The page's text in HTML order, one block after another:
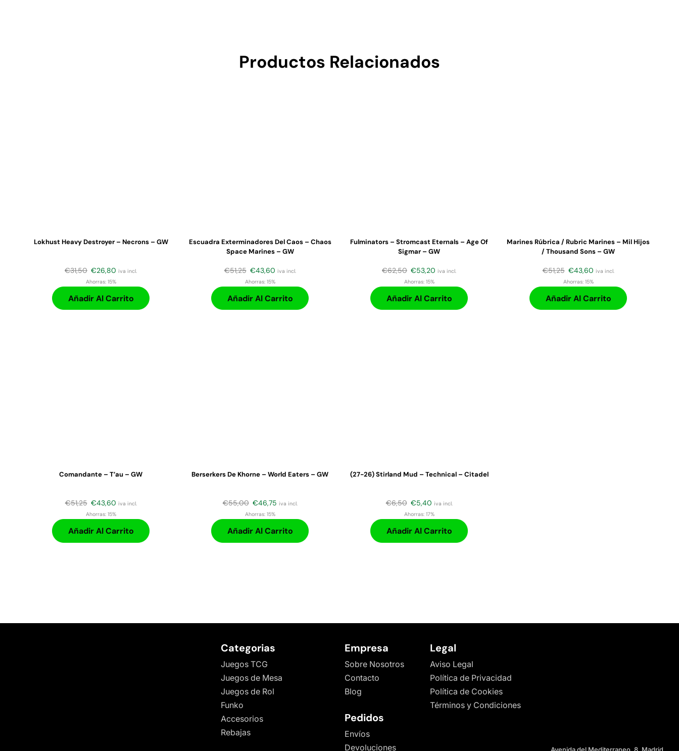
Productos Relacionados
Lokhust Heavy Destroyer – Necrons – GW
€31,50 €26,80 iva incl.
Ahorras:15%
Añadir Al Carrito
Escuadra Exterminadores Del Caos – Chaos
Space Marines – GW
€51,25 €43,60 iva incl.
Ahorras:15%
Añadir Al Carrito
Fulminators – Stromcast Eternals – Age Of
Sigmar – GW
€62,50 €53,20 iva incl.
Ahorras:15%
Añadir Al Carrito
Marines Rúbrica / Rubric Marines – Mil Hijos
/ Thousand Sons – GW
€51,25 €43,60 iva incl.
Ahorras:15%
Añadir Al Carrito
Comandante – T’au – GW
€51,25 €43,60 iva incl.
Ahorras:15%
Añadir Al Carrito
Berserkers De Khorne – World Eaters – GW
€55,00 €46,75 iva incl.
Ahorras:15%
Añadir Al Carrito
(27-26) Stirland Mud – Technical – Citadel
€6,50 €5,40 iva incl.
Ahorras:17%
Añadir Al Carrito
Categorias
Juegos TCG
Juegos de Mesa
Juegos de Rol
Funko
Accesorios
Rebajas
Empresa
Sobre Nosotros
Contacto
Blog
Pedidos
Envíos
Devoluciones
Legal
Aviso Legal
Política de Privacidad
Política de Cookies
Términos y Condiciones